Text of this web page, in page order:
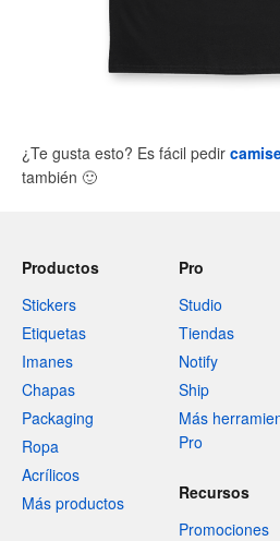
¿Te gusta esto? Es fácil pedir
también 🙂
Productos
Stickers
Etiquetas
Imanes
Chapas
Packaging
Ropa
Acrílicos
Más productos
Pro
Studio
Tiendas
Notify
Ship
Más
Pro
Recursos
Promociones